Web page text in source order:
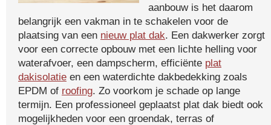
aanbouw is het daarom
belangrijk een vakman in te schakelen voor de
plaatsing van een nieuw plat dak. Een dakwerker zorgt
voor een correcte opbouw met een lichte helling voor
waterafvoer, een dampscherm, efficiënte plat
dakisolatie en een waterdichte dakbedekking zoals
EPDM of roofing. Zo voorkom je schade op lange
termijn. Een professioneel geplaatst plat dak biedt ook
mogelijkheden voor een groendak, terras of